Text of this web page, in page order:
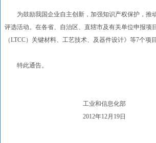
为鼓励我国企业自主创新，加强知识产权保护，推
评选活动。在各省、自治区、直辖市及有关单位申报
（LTCC）关键材料、工艺技术、及器件设计》等7个
特此通告。
工业和信息化部
2012年12月19日